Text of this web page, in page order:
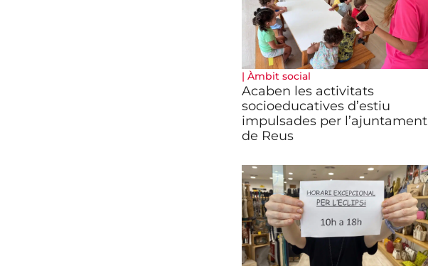
| Àmbit social
Acaben les activitats
socioeducatives d’estiu
impulsades per l’ajuntament
de Reus